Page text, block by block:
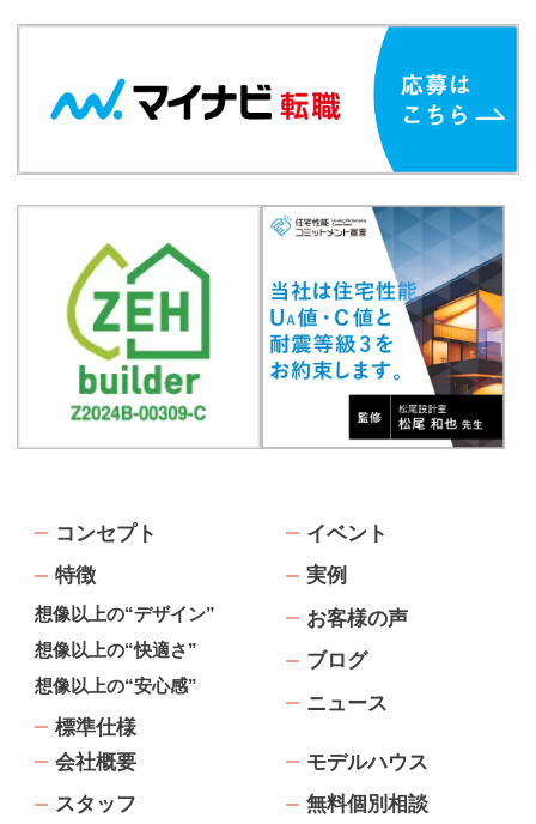
コンセプト
特徴
想像以上の“デザイン”
想像以上の“快適さ”
想像以上の“安心感”
標準仕様
会社概要
スタッフ
イベント
実例
お客様の声
ブログ
ニュース
モデルハウス
無料個別相談